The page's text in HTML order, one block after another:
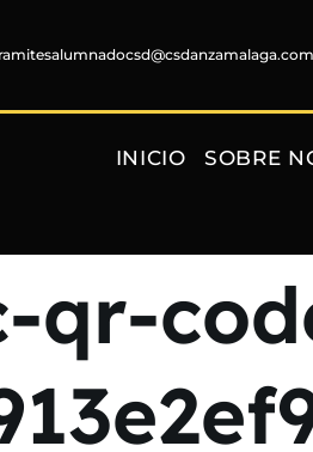
INICIO SOBRE
qr-